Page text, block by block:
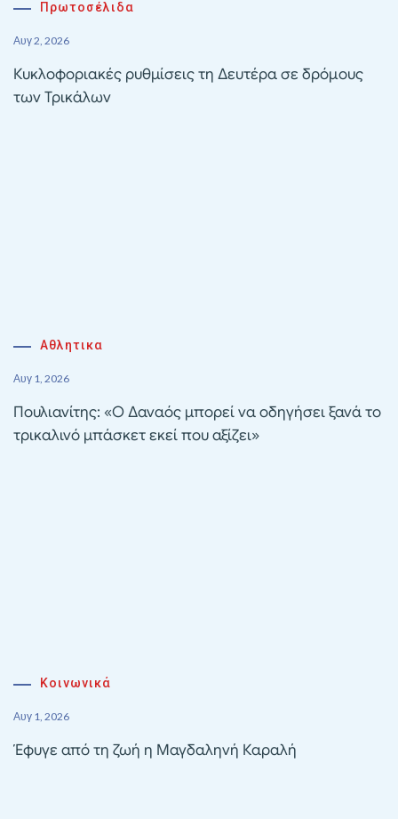
Πρωτοσέλιδα
Αυγ 2, 2026
Κυκλοφοριακές ρυθμίσεις τη Δευτέρα σε δρόμους
των Τρικάλων
Αθλητικα
Αυγ 1, 2026
Πουλιανίτης: «Ο Δαναός μπορεί να οδηγήσει ξανά το
τρικαλινό μπάσκετ εκεί που αξίζει»
Κοινωνικά
Αυγ 1, 2026
Έφυγε από τη ζωή η Μαγδαληνή Καραλή